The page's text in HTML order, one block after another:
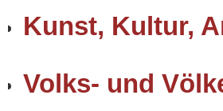
Kunst, Kultur,
Volks- und